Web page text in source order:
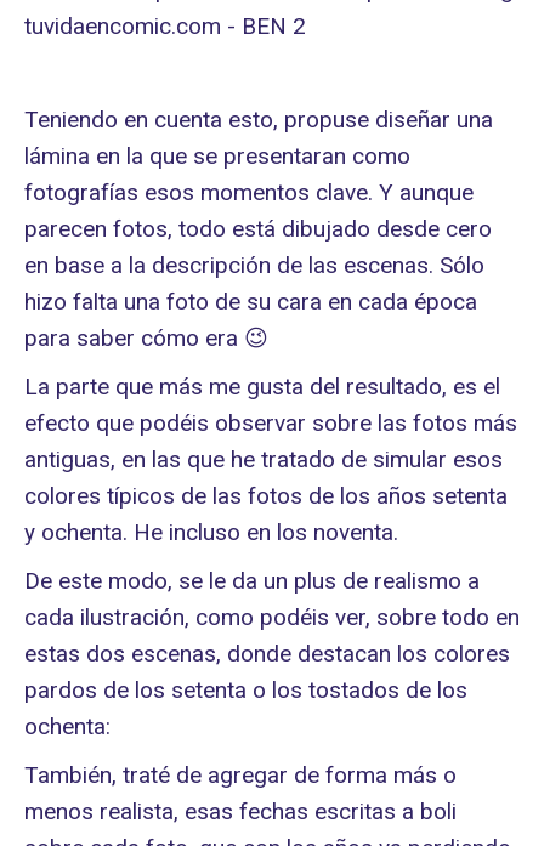
Teniendo en cuenta esto, propuse diseñar una
lámina en la que se presentaran como
fotografías esos momentos clave. Y aunque
parecen fotos, todo está dibujado desde cero
en base a la descripción de las escenas. Sólo
hizo falta una foto de su cara en cada época
para saber cómo era 😉
La parte que más me gusta del resultado, es el
efecto que podéis observar sobre las fotos más
antiguas, en las que he tratado de simular esos
colores típicos de las fotos de los años setenta
y ochenta. He incluso en los noventa.
De este modo, se le da un plus de realismo a
cada ilustración, como podéis ver, sobre todo en
estas dos escenas, donde destacan los colores
pardos de los setenta o los tostados de los
ochenta:
También, traté de agregar de forma más o
menos realista, esas fechas escritas a boli